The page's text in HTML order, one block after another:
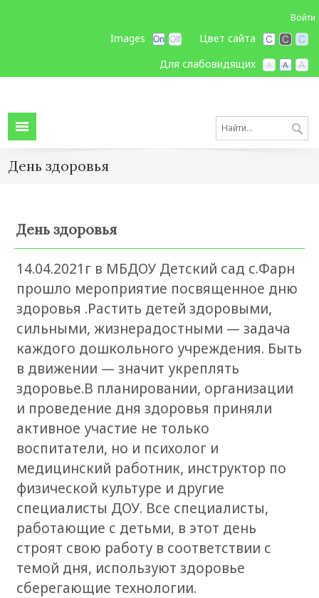
Войти
Цвет сайта
Images
Для слабовидящих
День здоровья
День здоровья
14.04.2021г в МБДОУ Детский сад с.Фарн
прошло мероприятие посвященное дню
здоровья .Растить детей здоровыми,
сильными, жизнерадостными — задача
каждого дошкольного учреждения. Быть
в движении — значит укреплять
здоровье.В планировании, организации
и проведение дня здоровья приняли
активное участие не только
воспитатели, но и психолог и
медицинский работник, инструктор по
физической культуре и другие
специалисты ДОУ. Все специалисты,
работающие с детьми, в этот день
строят свою работу в соответствии с
темой дня, используют здоровье
сберегающие технологии.